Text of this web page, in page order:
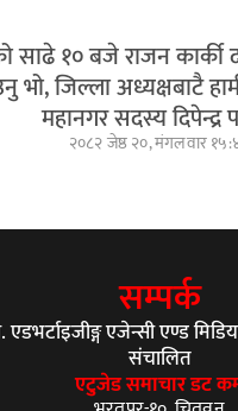
साढे १० बजे राजन कार्की
भो, जिल्ला अध्यक्षबाटै
महानगर सदस्य दिपेन्द्र
२०८२ जेष्ठ २०, मंगलवार
सम्पर्क
एजेन्सी एण्ड मिडिया
संचालित
एटुजेड समाचार डट